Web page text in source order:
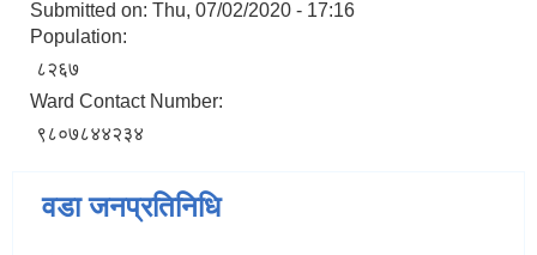
Submitted on: Thu, 07/02/2020 - 17:16
Population:
८२६७
Ward Contact Number:
९८०७८४४२३४
वडा जनप्रतिनिधि